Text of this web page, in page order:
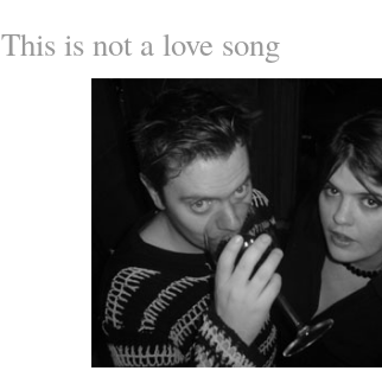
This is not a love song